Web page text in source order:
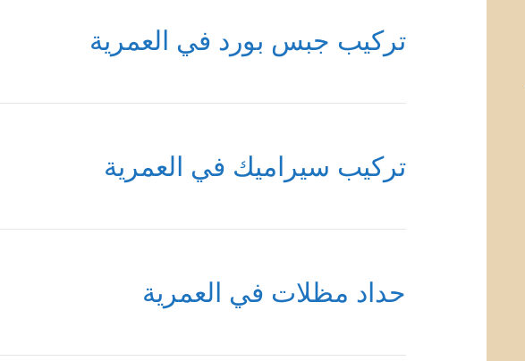
تركيب جبس بورد في العمرية
تركيب سيراميك في العمرية
حداد مظلات في العمرية